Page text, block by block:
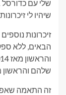
שלי עם כדורסל
שיהיו לי
זיכרונות
הבאים, ללא
שלהם והראשון מאז
זה התאמה